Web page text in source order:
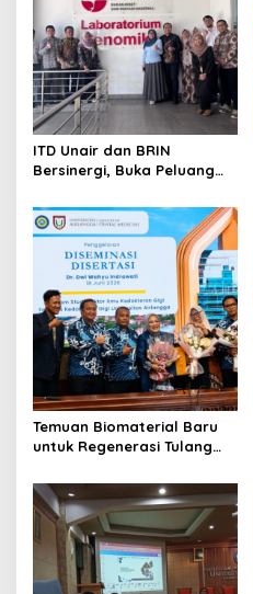
a
t
i
o
n
ITD Unair dan BRIN
Bersinergi, Buka Peluang
Nasional
Temuan Biomaterial Baru
untuk Regenerasi Tulang
Jadi Doktor di UNAIR